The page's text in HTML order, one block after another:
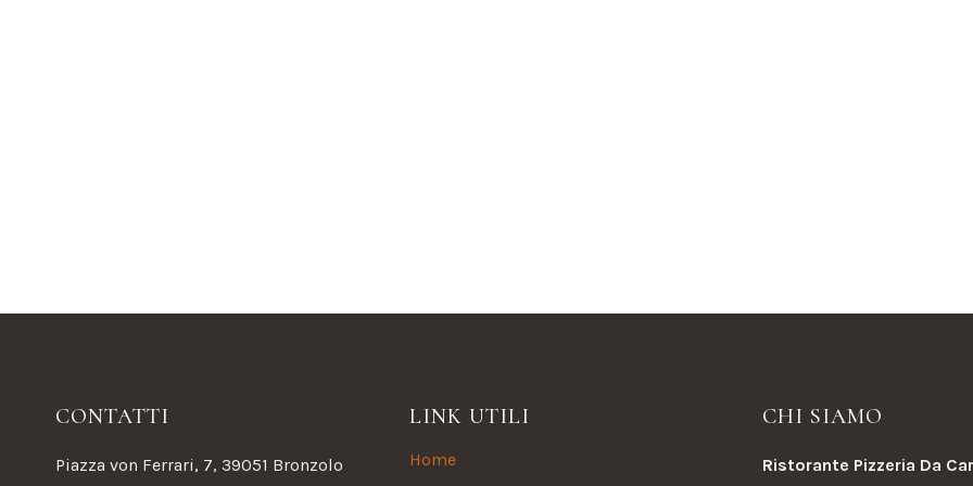
CONTATTI
Piazza von Ferrari, 7, 39051 Bronzolo
LINK UTILI
Home
CHI SIAMO
Ristorante Pizzeria Da